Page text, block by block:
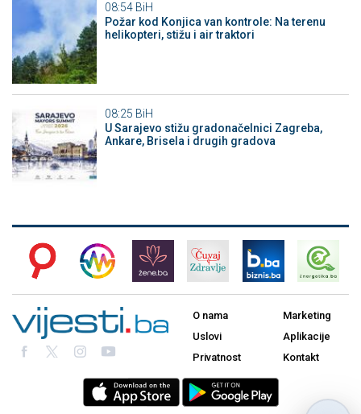
08:54 BiH
Požar kod Konjica van kontrole: Na terenu
helikopteri, stižu i air traktori
08:25 BiH
U Sarajevo stižu gradonačelnici Zagreba,
Ankare, Brisela i drugih gradova
O nama
Uslovi
Privatnost
Marketing
Aplikacije
Kontakt